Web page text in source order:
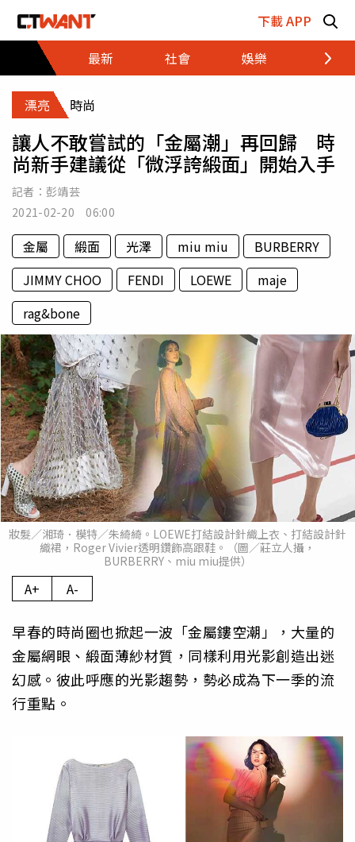
下載 APP
最新
社會 娛樂 財經
漂亮 時尚
讓人不敢嘗試的「金屬潮」再回歸 時
尚新手建議從「微浮誇緞面」開始入手
記者： 彭靖芸
2021-02-20 06:00
金屬 緞面 光澤 miu miu
BURBERRY
JIMMY CHOO
FENDI LOEWE
maje
rag&bone
妝髮／湘琦．模特／朱綺綺。LOEWE打結設計針織上衣、打結設計針
織裙，Roger Vivier透明鑽飾高跟鞋。（圖／莊立人攝，
BURBERRY、miu miu提供）
A+ A-
早春的時尚圈也掀起一波「金屬鏤空潮」，大量的
金屬網眼、緞面薄紗材質，同樣利用光影創造出迷
幻感。彼此呼應的光影趨勢，勢必成為下一季的流
行重點。